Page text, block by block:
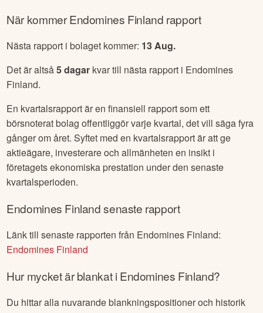
När kommerEndomines Finland rapport
Nästa rapport i bolaget kommer: 13 Aug.
Det är altså5dagar kvar till nästa rapport i Endomines
Finland.
En kvartalsrapport är en finansiell rapport som ett
börsnoterat bolag offentliggör varje kvartal, det vill säga fyra
gånger om året. Syftet med en kvartalsrapport är att ge
aktieägare, investerare och allmänheten en insikt i
företagets ekonomiska prestation under den senaste
kvartalsperioden.
Endomines Finlandsenaste rapport
Länk till senaste rapporten från Endomines Finland:
Endomines Finland
Hur mycket är blankat iEndomines Finland?
Du hittar alla nuvarande blankningspositioner och historik